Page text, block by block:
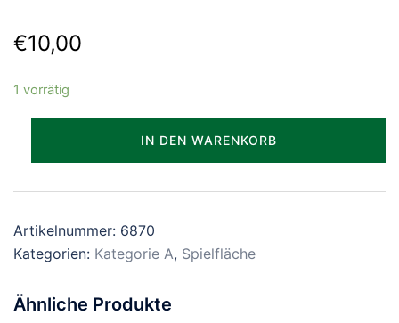
€10,00
1 vorrätig
IN DEN WARENKORB
Artikelnummer: 6870
Kategorien: Kategorie A, Spielfläche
Ähnliche Produkte